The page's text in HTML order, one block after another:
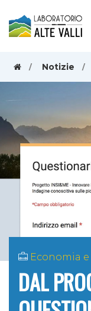
Notizie
Economia
DAL